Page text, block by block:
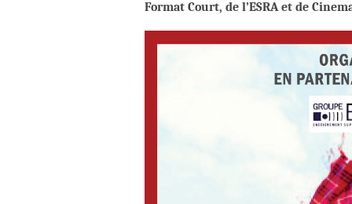
Format Court, de l’ESRA et de